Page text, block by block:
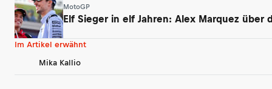
MotoGP
Elf Sieger in elf Jahren: Alex Marquez über
Im Artikel erwähnt
Mika Kallio